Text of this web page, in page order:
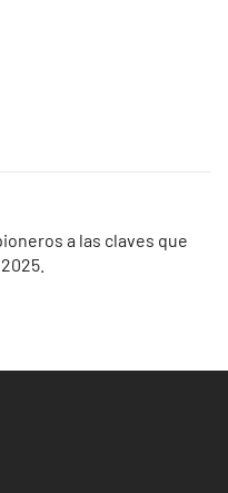
a las claves que